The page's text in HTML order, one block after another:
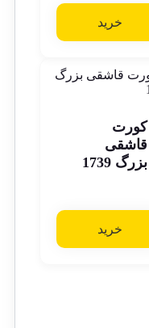
خرید
کورت
قاشقی
بزرگ 1739
خرید